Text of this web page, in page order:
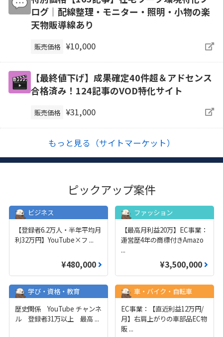
ログ｜配線整理・モニター・照明・小物の楽
天物販導線あり
販売価格 ¥10,000
【最終値下げ】成果確定40件超＆アドセンス
合格済み！124記事のVOD特化サイト
販売価格 ¥31,000
もっと見る（サイトマーケット）
ピックアップ案件
ビジネス
【登録者6.2万人・半年平均月
利32万円】YouTube×フ ...
¥480,000
ファッション
【最高月利益20万】EC事業：
運営歴4年の商標付きAmazo
...
¥3,500,000
学び・資格・教育
歴史関係 YouTube チャンネ
ル 登録者31万以上 最高 ...
車・バイク・自転車
EC事業：【直近利益12万円/
月】右肩上がりの車部品EC物
販 ...